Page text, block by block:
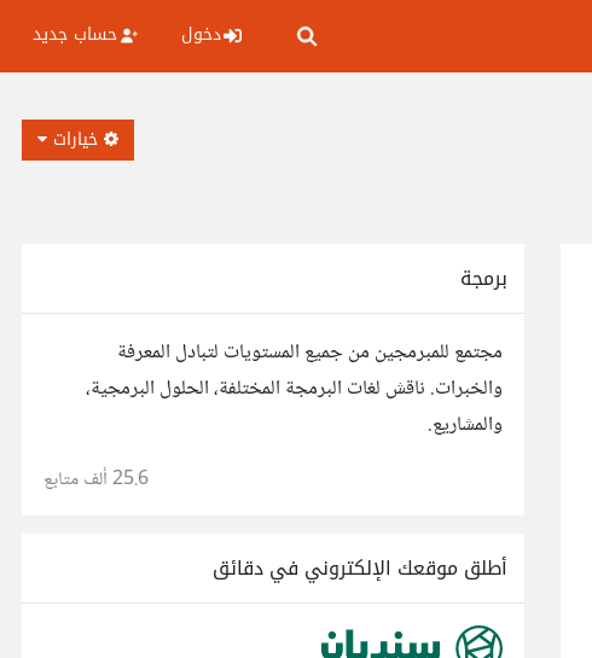
دخول حساب جديد
خيارات
برمجة
مجتمع للمبرمجين من جميع المستويات لتبادل المعرفة
والخبرات. ناقش لغات البرمجة المختلفة، الحلول البرمجية،
والمشاريع.
25.6 ألف متابع
أطلق موقعك الإلكتروني في دقائق